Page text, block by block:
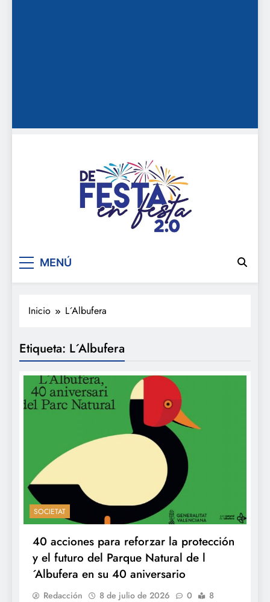
De festa en festa 2.0
MENÚ
Inicio L´Albufera
Etiqueta: L´Albufera
SOCIETAT
40 acciones para reforzar la protección
y el futuro del Parque Natural de l
´Albufera en su 40 aniversario
Redacción 8 de julio de 2026 0
8